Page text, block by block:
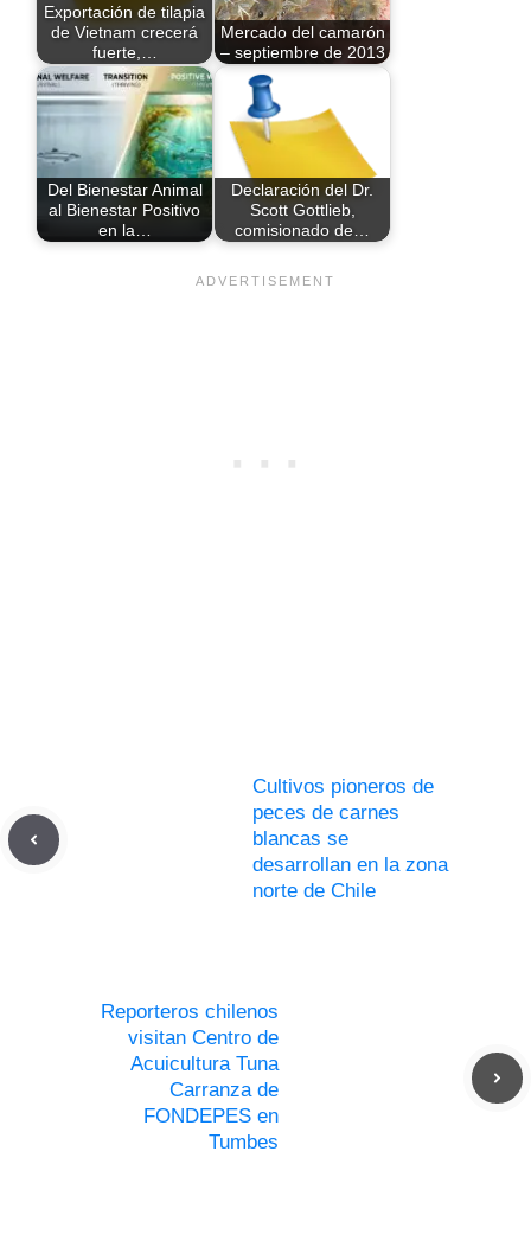
Exportación de tilapia
de Vietnam crecerá
fuerte,…
Mercado del camarón
– septiembre de 2013
Del Bienestar Animal
al Bienestar Positivo
en la…
Declaración del Dr.
Scott Gottlieb,
comisionado de…
Cultivos pioneros de
peces de carnes
blancas se
desarrollan en la zona
norte de Chile
Reporteros chilenos
visitan Centro de
Acuicultura Tuna
Carranza de
FONDEPES en
Tumbes